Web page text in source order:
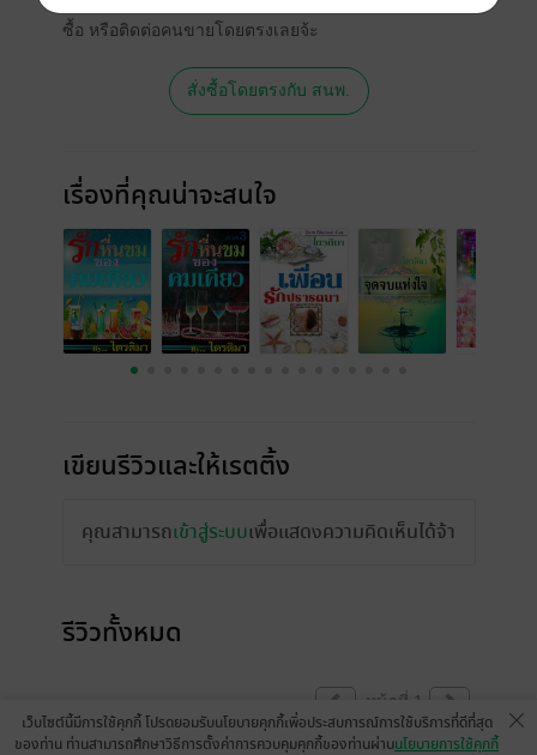
ซื้อ หรือติดต่อคนขายโดยตรงเลยจ้ะ
สั่งซื้อโดยตรงกับ สนพ.
เรื่องที่คุณน่าจะสนใจ
เขียนรีวิวและให้เรตติ้ง
คุณสามารถเข้าสู่ระบบเพื่อแสดงความคิดเห็นได้จ้า
รีวิวทั้งหมด
หน้าที่ 1
เว็บไซต์นี้มีการใช้คุกกี้ โปรดยอมรับนโยบายคุกกี้เพื่อประสบการณ์การใช้บริการที่ดีที่สุด
ของท่าน ท่านสามารถศึกษาวิธีการตั้งค่าการควบคุมคุกกี้ของท่านผ่านนโยบายการใช้คุกกี้